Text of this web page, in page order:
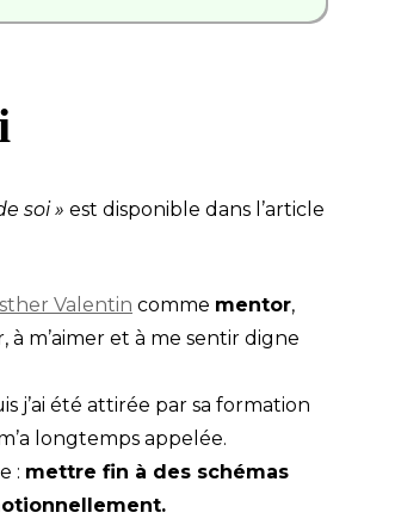
soi » est disponible dans l’article
Valentin comme mentor,
m’aimer et à me sentir digne
j’ai été attirée par sa formation
longtemps appelée.
: mettre fin à des schémas